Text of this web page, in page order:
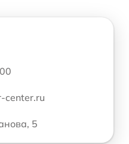
center.ru
5